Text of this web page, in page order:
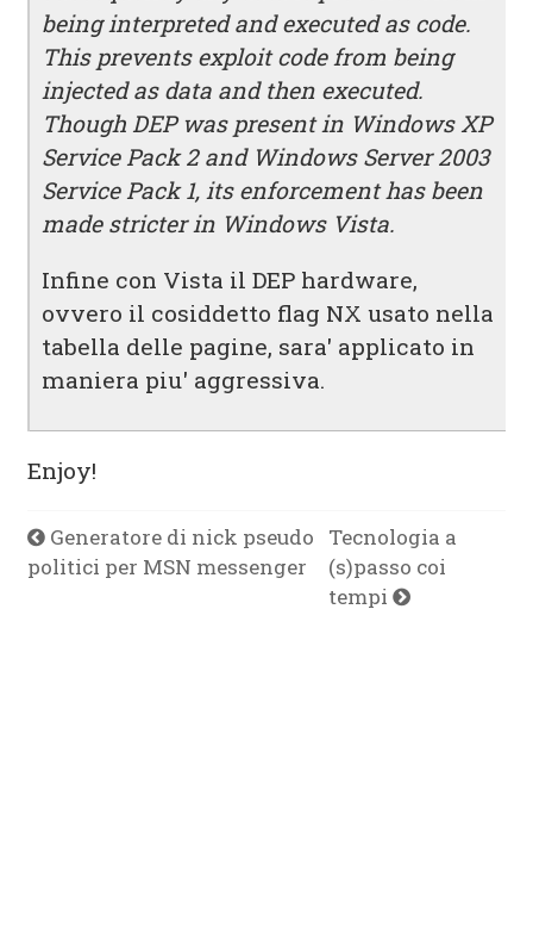
being interpreted and executed as code.
This prevents exploit code from being
injected as data and then executed.
Though DEP was present in Windows XP
Service Pack 2 and Windows Server 2003
Service Pack 1, its enforcement has been
made stricter in Windows Vista.
Infine con Vista il DEP hardware,
ovvero il cosiddetto flag NX usato nella
tabella delle pagine, sara' applicato in
maniera piu' aggressiva.
Enjoy!
Generatore di nick pseudo
politici per MSN messenger
Tecnologia a
(s)passo coi
tempi